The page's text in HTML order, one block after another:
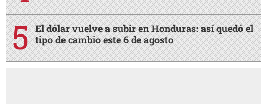
El dólar vuelve a subir en Honduras: así quedó el
tipo de cambio este 6 de agosto